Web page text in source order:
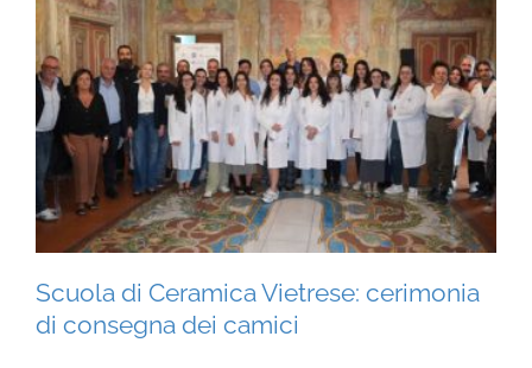
Scuola di Ceramica Vietrese: cerimonia
di consegna dei camici